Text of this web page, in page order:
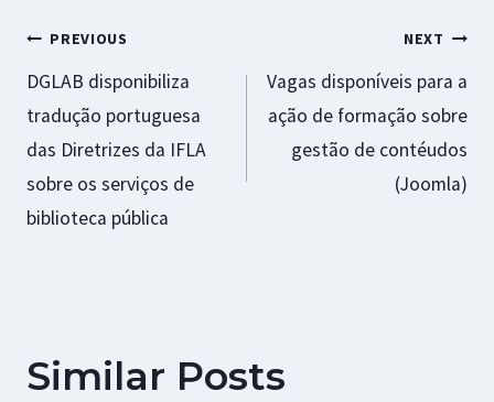
Navegação
de
artigos
PREVIOUS
DGLAB disponibiliza
tradução portuguesa
das Diretrizes da IFLA
sobre os serviços de
biblioteca pública
NEXT
Vagas disponíveis para a
ação de formação sobre
gestão de contéudos
(Joomla)
Similar Posts